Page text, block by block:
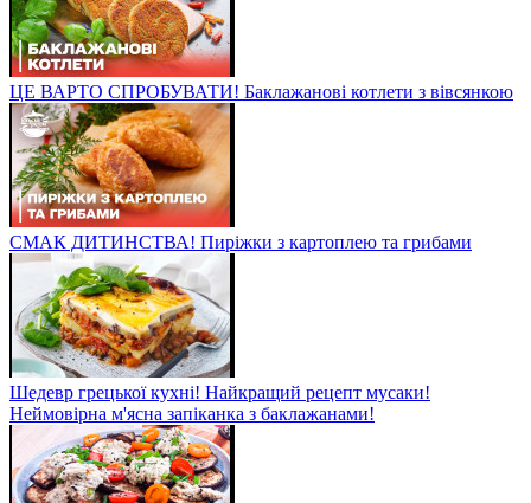
ЦЕ ВАРТО СПРОБУВАТИ! Баклажанові котлети з вівсянкою
СМАК ДИТИНСТВА! Пиріжки з картоплею та грибами
Шедевр грецької кухні! Найкращий рецепт мусаки!
Неймовірна м'ясна запіканка з баклажанами!